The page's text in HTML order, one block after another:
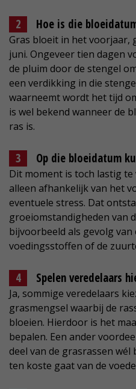
Hoe is die
Gras bloeit in het voorjaar,
juni. Ongeveer tien dagen
de pluim door de stengel
een verdikking in die
waarneemt wordt het tijd
is wel bekend wanneer de
ras is.
Op die bloeidatum
Dit moment is toch lastig
alleen afhankelijk van het
eventuele stress. Dat
groeiomstandigheden van
bijvoorbeeld als gevolg van
voedingsstoffen of de
Spelen veredelaars
Ja, sommige veredelaars
grasmengsel waarbij de
bloeien. Hierdoor is het
bepalen. Een ander
deel van de grasrassen
ten koste gaat van de